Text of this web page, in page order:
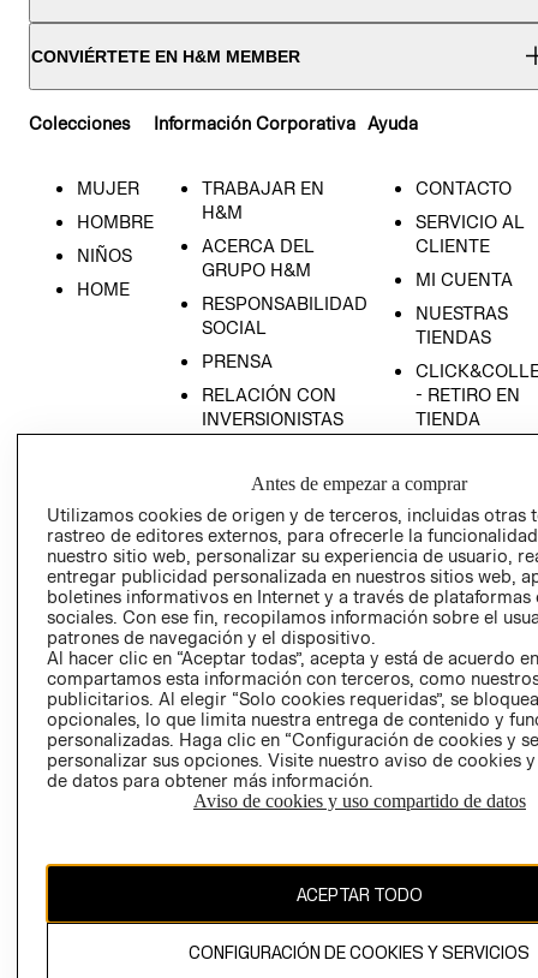
CONVIÉRTETE EN H&M MEMBER
Colecciones
MUJER
HOMBRE
NIÑOS
HOME
Información Corporativa
TRABAJAR EN
H&M
ACERCA DEL
GRUPO H&M
RESPONSABILIDAD
SOCIAL
PRENSA
RELACIÓN CON
INVERSIONISTAS
EMPRESARIAL
Ayuda
CONTACTO
SERVICIO AL
CLIENTE
MI CUENTA
NUESTRAS
TIENDAS
- RETIRO EN
TIENDA
CONDICIONES
AVISO DE
PRIVACIDAD
GIFT CARD
AVISO DE
COOKIES
Chile ($)
El contenido de esta página web está protegido por copyright y es
propiedad de H&M Hennes & Mauritz AB.
Antes de empezar a comprar
Utilizamos cookies de origen y de terceros, incluidas otras
rastreo de editores externos, para ofrecerle la
nuestro sitio web, personalizar su experiencia de usuario,
entregar publicidad personalizada en nuestros sitios web,
boletines informativos en Internet y a través de plataformas
sociales. Con ese fin, recopilamos información sobre el
patrones de navegación y el dispositivo.
Al hacer clic en “Aceptar todas”, acepta y está de acuerdo
compartamos esta información con terceros, como
publicitarios. Al elegir “Solo cookies requeridas”, se
opcionales, lo que limita nuestra entrega de contenido y
personalizadas. Haga clic en “Configuración de cookies y
personalizar sus opciones. Visite nuestro aviso de cookies
de datos para obtener más información.
Aviso de cookies y uso compartido de datos
ACEPTAR TODO
CONFIGURACIÓN DE COOKIES Y SERVICIOS